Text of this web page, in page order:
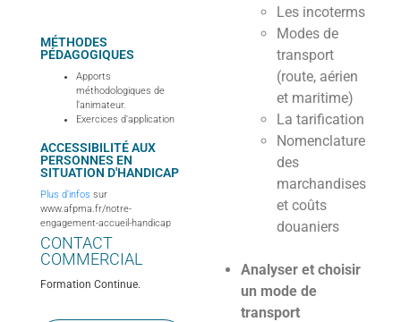
MÉTHODES
PÉDAGOGIQUES
Apports
méthodologiques de
l’animateur.
Exercices d’application
ACCESSIBILITÉ AUX
PERSONNES EN
SITUATION D'HANDICAP
Plus d’infos sur
www.afpma.fr/notre-
engagement-accueil-handicap
CONTACT
COMMERCIAL
Formation Continue.
Les incoterms
Modes de
transport
(route, aérien
et maritime)
La tarification
Nomenclature
des
marchandises
et coûts
douaniers
Analyser et choisir
un mode de
transport